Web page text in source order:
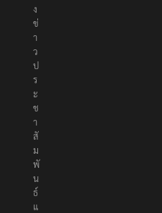
ส่
ง
ข่
า
ว
ป
ร
ะ
ช
า
สั
ม
พั
น
ธ์